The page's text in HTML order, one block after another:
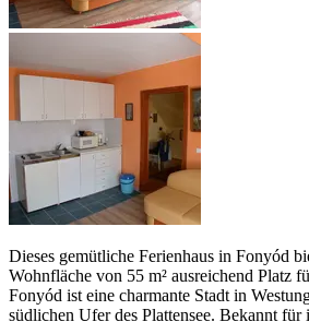
Dieses gemütliche Ferienhaus in Fonyód
Wohnfläche von 55 m² ausreichend Platz
Fonyód ist eine charmante Stadt in
südlichen Ufer des Plattensee. Bekannt